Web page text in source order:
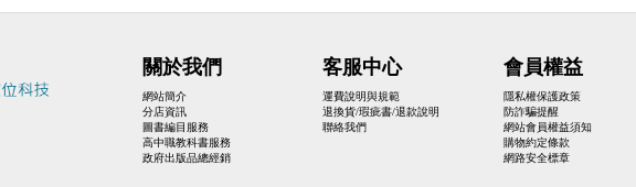
關於我們
網站簡介
分店資訊
圖書編目服務
高中職教科書服務
政府出版品總經銷
客服中心
運費說明與規範
退換貨/瑕疵書/退款說明
聯絡我們
會員權益
隱私權保護政策
防詐騙提醒
網站會員權益須知
購物約定條款
網路安全標章